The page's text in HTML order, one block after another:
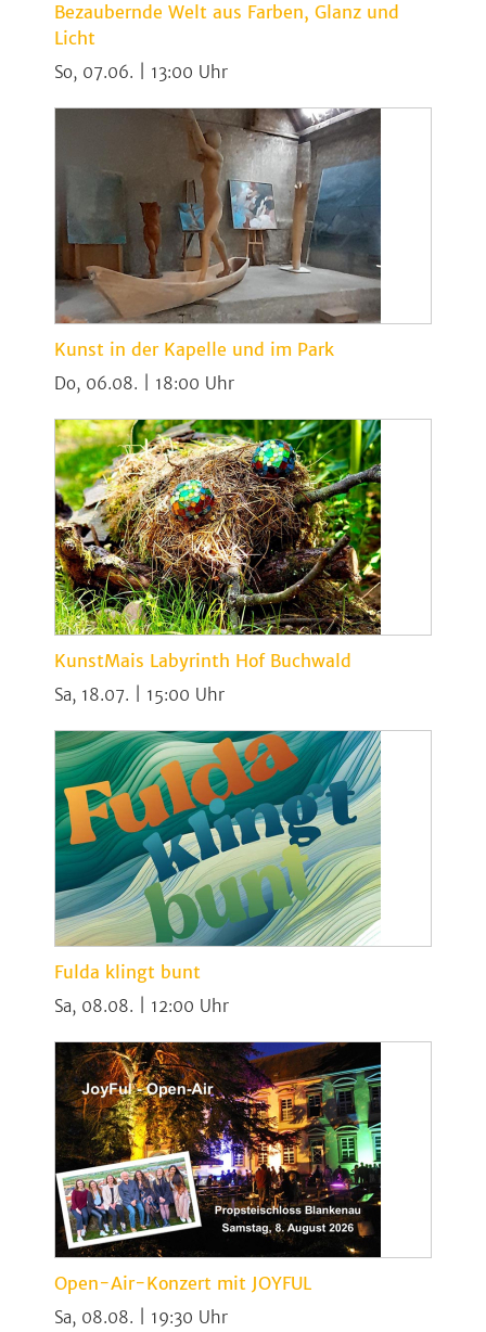
Bezaubernde Welt aus Farben, Glanz und
Licht
So, 07.06. | 13:00
Kunst in der Kapelle und im Park
Do, 06.08. | 18:00
KunstMais Labyrinth Hof Buchwald
Sa, 18.07. | 15:00
Fulda klingt bunt
Sa, 08.08. | 12:00
Open-Air-Konzert mit JOYFUL
Sa, 08.08. | 19:30